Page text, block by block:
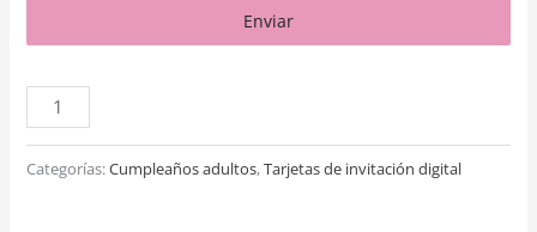
Enviar
Categorías:Cumpleaños adultos,Tarjetas de invitación digital